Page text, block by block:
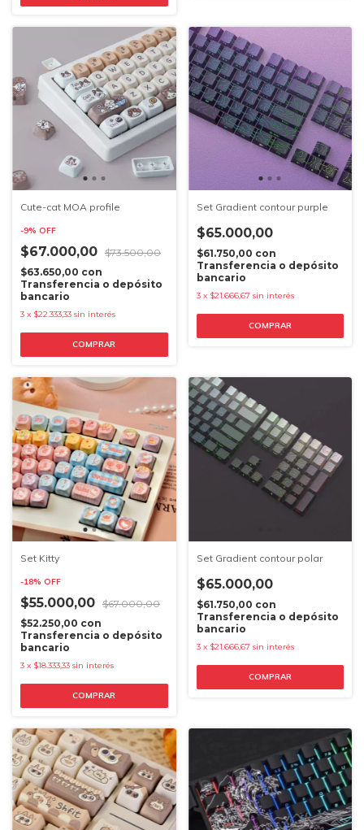
Cute-cat MOA profile
-9% OFF
$67.000,00 $73.500,00
$63.650,00 con
Transferencia o depósito
bancario
3 x $22.333,33 sin interés
Set Gradient contour purple
$65.000,00
$61.750,00 con
Transferencia o depósito
bancario
3 x $21.666,67 sin interés
Set Kitty
-18% OFF
$55.000,00 $67.000,00
$52.250,00 con
Transferencia o depósito
bancario
3 x $18.333,33 sin interés
Set Gradient contour polar
$65.000,00
$61.750,00 con
Transferencia o depósito
bancario
3 x $21.666,67 sin interés